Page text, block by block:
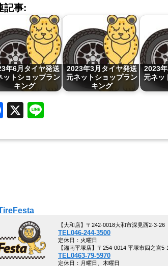
記事:
年6月タイヤ発送
ットショップラン
キング
2023年3月タイヤ発送
元ネットショップラン
キング
2023
元ネッ
Facebook
X
【大和店】〒242-0018大和市深見西2-
TEL046-244-3500
定休日：火曜日
【湘南平塚店】〒254-0014 平塚市四之宮
TEL0463-79-5970
定休日：月曜日、木曜日